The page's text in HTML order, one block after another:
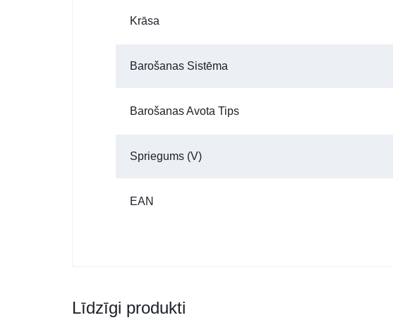
Krāsa
Barošanas Sistēma
Barošanas Avota Tips
Spriegums (V)
EAN
Līdzīgi produkti